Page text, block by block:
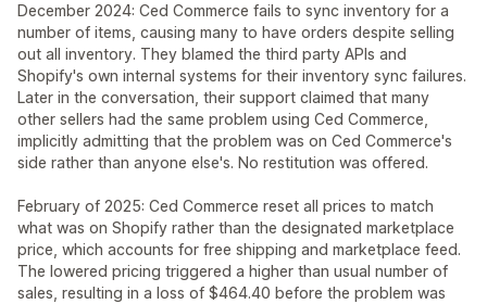
December 2024: Ced Commerce fails to sync inventory for a
number of items, causing many to have orders despite selling
out all inventory. They blamed the third party APIs and
Shopify's own internal systems for their inventory sync failures.
Later in the conversation, their support claimed that many
other sellers had the same problem using Ced Commerce,
implicitly admitting that the problem was on Ced Commerce's
side rather than anyone else's. No restitution was offered.
February of 2025: Ced Commerce reset all prices to match
what was on Shopify rather than the designated marketplace
price, which accounts for free shipping and marketplace feed.
The lowered pricing triggered a higher than usual number of
sales, resulting in a loss of $464.40 before the problem was